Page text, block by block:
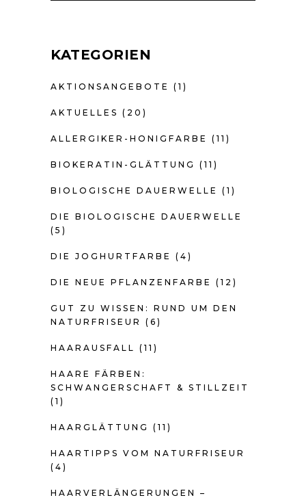
KATEGORIEN
AKTIONSANGEBOTE (1)
AKTUELLES (20)
ALLERGIKER-HONIGFARBE (11)
BIOKERATIN-GLÄTTUNG (11)
BIOLOGISCHE DAUERWELLE (1)
DIE BIOLOGISCHE DAUERWELLE
(5)
DIE JOGHURTFARBE (4)
DIE NEUE PFLANZENFARBE (12)
GUT ZU WISSEN: RUND UM DEN
NATURFRISEUR
(6)
HAARAUSFALL (11)
HAARE FÄRBEN:
SCHWANGERSCHAFT & STILLZEIT
(1)
HAARGLÄTTUNG (11)
HAARTIPPS VOM NATURFRISEUR
(4)
HAARVERLÄNGERUNGEN –